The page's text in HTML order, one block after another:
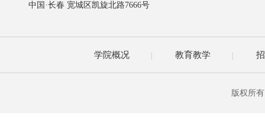
中国·长春 宽城区凯旋北路7666号
学院概况 教育教学
版权所